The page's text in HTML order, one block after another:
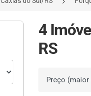
4
RS
Ordenar por